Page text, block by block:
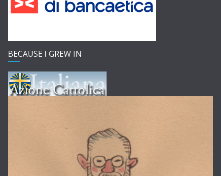
BECAUSE I GREW IN